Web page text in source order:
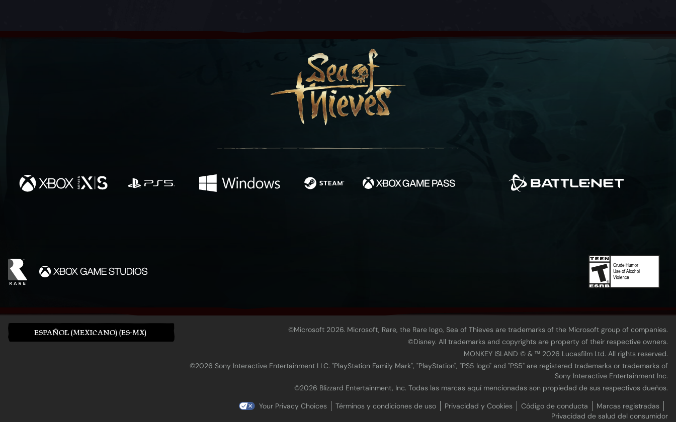
ESPAÑOL (MEXICANO) (ES-MX)
©Microsoft 2026. Microsoft, Rare, the Rare logo, Sea of Thieves are trademarks of the Microsoft group of companies.
©Disney. All trademarks and copyrights are property of their respective owners.
MONKEY ISLAND © & ™ 20‍26 Lucasfilm Ltd. All rights reserved.
©2026 Sony Interactive Entertainment LLC. "PlayStation Family Mark", "PlayStation", "PS5 logo" and "PS5" are registered trademarks or trademarks of
Sony Interactive Entertainment Inc.
©2026 Blizzard Entertainment, Inc. Todas las marcas aquí mencionadas son propiedad de sus respectivos dueños.
Your Privacy Choices
Términos y condiciones de uso Privacidad y Cookies Código de conducta
Marcas registradas
Privacidad de salud del consumidor